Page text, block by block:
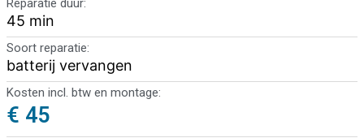
Reparatie duur:
45 min
Soort reparatie:
batterij vervangen
Kosten incl. btw en montage:
€ 45